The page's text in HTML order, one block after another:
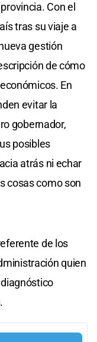
Con el
tras su viaje a
gestión
de cómo
En
evitar la
gobernador,
posibles
atrás ni echar
cosas como son
de los
quien